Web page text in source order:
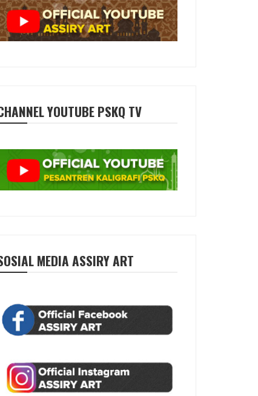
YOUTUBE PSKQ TV
MEDIA ASSIRY ART